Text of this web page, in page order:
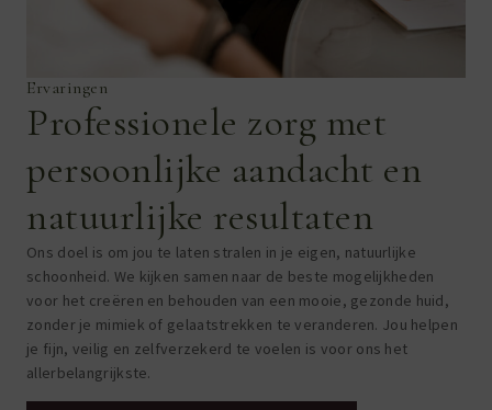
Ervaringen
Professionele zorg met
persoonlijke aandacht en
natuurlijke resultaten
Ons doel is om jou te laten stralen in je eigen, natuurlijke
schoonheid. We kijken samen naar de beste mogelijkheden
voor het creëren en behouden van een mooie, gezonde huid,
zonder je mimiek of gelaatstrekken te veranderen. Jou helpen
je fijn, veilig en zelfverzekerd te voelen is voor ons het
allerbelangrijkste.